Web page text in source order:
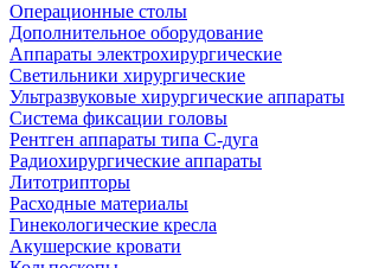
Операционные столы
Дополнительное оборудование
Аппараты электрохирургические
Светильники хирургические
Ультразвуковые хирургические аппараты
Система фиксации головы
Рентген аппараты типа С-дуга
Радиохирургические аппараты
Литотрипторы
Расходные материалы
Гинекологические кресла
Акушерские кровати